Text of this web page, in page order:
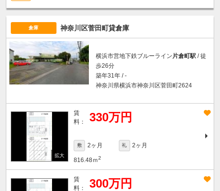
倉庫 神奈川区菅田町貸倉庫
横浜市営地下鉄ブルーライン 片倉町駅 / 徒
歩26分
築年31年 / -
神奈川県横浜市神奈川区菅田町2624
賃
料：
330万円
敷 2ヶ月 礼 2ヶ月
816.48ｍ2
賃
料：
300万円